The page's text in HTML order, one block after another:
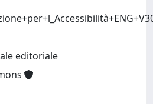
editoriale